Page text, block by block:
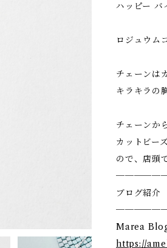
ハッピー バ
ロジュウム
チェーンは
キラキラの
チェーンか
カットビー
ので、店頭
ブログ紹介
Marea Blog
https://